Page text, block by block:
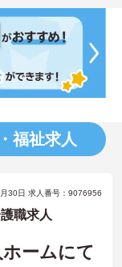
福祉求人
30日 求人番号：9076956
職求人
ームにて